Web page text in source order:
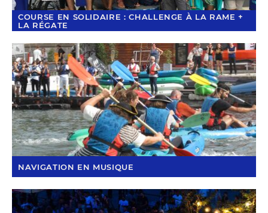
COURSE EN SOLIDAIRE : CHALLENGE À LA RAME +
LA RÉGATE
NAVIGATION EN MUSIQUE